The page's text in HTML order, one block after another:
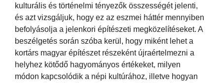
kulturális és történelmi tényezők összességét jelenti,
és azt vizsgáljuk, hogy ez az eszmei háttér mennyiben
befolyásolja a jelenkori építészeti megközelítéseket. A
beszélgetés során szóba kerül, hogy miként lehet a
kortárs magyar építészet részeként újraértelmezni a
helyhez kötődő hagyományos értékeket, milyen
módon kapcsolódik a népi kultúrához, illetve hogyan